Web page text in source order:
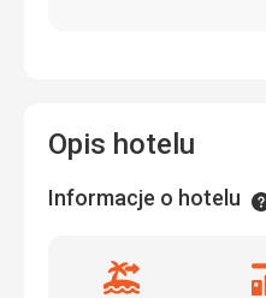
Opis hotelu
Informacje o hotelu
Odległość